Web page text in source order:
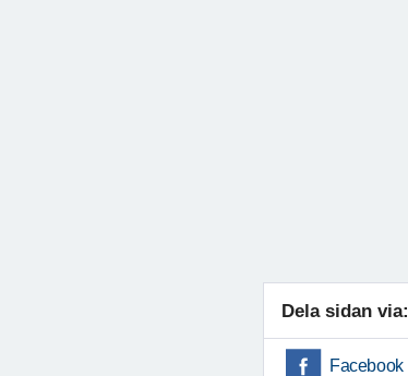
Dela sidan via:
Facebook